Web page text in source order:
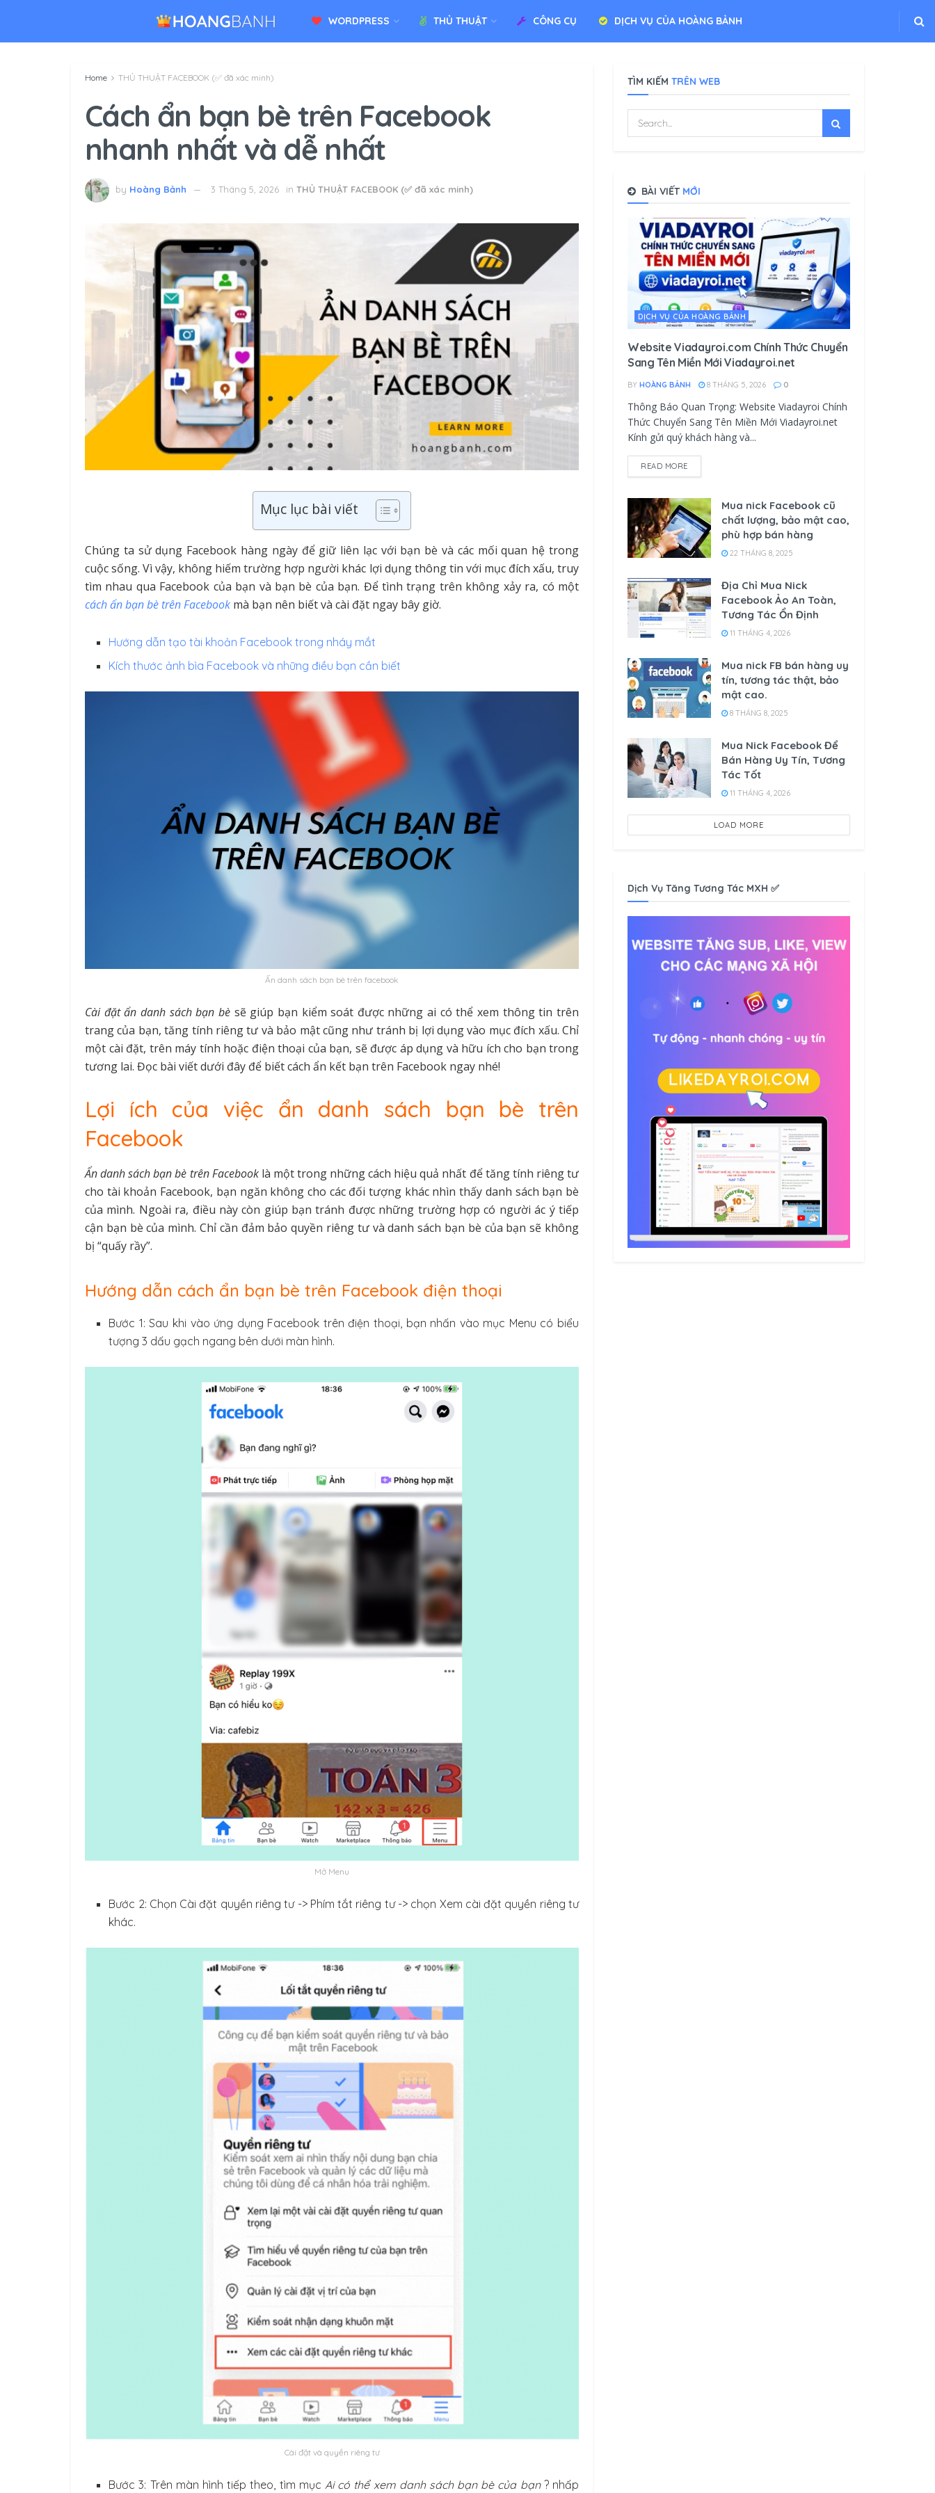
WORDPRESS THỦ THUẬT CÔNG CỤ DỊCH VỤ CỦA HOÀNG BẢNH
Home THỦ THUẬT FACEBOOK (✅ đã xác minh)
Cách ẩn bạn bè trên Facebook
nhanh nhất và dễ nhất
by Hoàng Bảnh 3 Tháng 5, 2026 in THỦ THUẬT FACEBOOK (✅ đã xác minh)
Mục lục bài viết
Chúng ta sử dụng Facebook hàng ngày để giữ liên lạc với bạn bè và các mối quan hệ trong
cuộc sống. Vì vậy, không hiếm trường hợp người khác lợi dụng thông tin với mục đích xấu, truy
tìm nhau qua Facebook của bạn và bạn bè của bạn. Để tình trạng trên không xảy ra, có một
cách ẩn bạn bè trên Facebook mà bạn nên biết và cài đặt ngay bây giờ.
Hướng dẫn tạo tài khoản Facebook trong nháy mắt
Kích thước ảnh bìa Facebook và những điều bạn cần biết
Ấn danh sách bạn bè trên facebook
Cài đặt ẩn danh sách bạn bèsẽ giúp bạn kiểm soát được những ai có thể xem thông tin trên
trang của bạn, tăng tính riêng tư và bảo mật cũng như tránh bị lợi dụng vào mục đích xấu. Chỉ
một cài đặt, trên máy tính hoặc điện thoại của bạn, sẽ được áp dụng và hữu ích cho bạn trong
tương lai. Đọc bài viết dưới đây để biết cách ẩn kết bạn trên Facebook ngay nhé!
Lợi ích của việc ẩn danh sách bạn bè trên
Facebook
Ẩn danh sách bạn bè trên Facebooklà một trong những cách hiệu quả nhất để tăng tính riêng tư
cho tài khoản Facebook, bạn ngăn không cho các đối tượng khác nhìn thấy danh sách bạn bè
của mình. Ngoài ra, điều này còn giúp bạn tránh được những trường hợp có người ác ý tiếp
cận bạn bè của mình. Chỉ cần đảm bảo quyền riêng tư và danh sách bạn bè của bạn sẽ không
bị “quấy rầy”.
Hướng dẫn cách ẩn bạn bè trên Facebook điện thoại
Bước 1: Sau khi vào ứng dụng Facebook trên điện thoại, bạn nhấn vào mục Menu có biểu
tượng 3 dấu gạch ngang bên dưới màn hình.
Mở Menu
Bước 2: Chọn Cài đặt quyền riêng tư -> Phím tắt riêng tư -> chọn Xem cài đặt quyền riêng tư
khác.
Cài đặt và quyền riêng tư
Bước 3: Trên màn hình tiếp theo, tìm mục Ai có thể xem danh sách bạn bè của bạn? nhấp
TÌM KIẾM TRÊN WEB
BÀI VIẾT MỚI
DỊCH VỤ CỦA HOÀNG BẢNH
Website Viadayroi.com Chính Thức Chuyển
Sang Tên Miền Mới Viadayroi.net
BY HOÀNG BẢNH 8 THÁNG 5, 2026 0
Thông Báo Quan Trọng: Website Viadayroi Chính
Thức Chuyển Sang Tên Miền Mới Viadayroi.net
Kính gửi quý khách hàng và...
READ MORE
Mua nick Facebook cũ
chất lượng, bảo mật cao,
phù hợp bán hàng
22 THÁNG 8, 2025
Địa Chỉ Mua Nick
Facebook Ảo An Toàn,
Tương Tác Ổn Định
11 THÁNG 4, 2026
Mua nick FB bán hàng uy
tín, tương tác thật, bảo
mật cao.
8 THÁNG 8, 2025
Mua Nick Facebook Để
Bán Hàng Uy Tín, Tương
Tác Tốt
11 THÁNG 4, 2026
LOAD MORE
Dịch Vụ Tăng Tương Tác MXH ✅